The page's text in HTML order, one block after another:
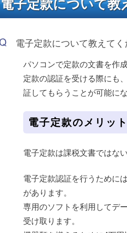
電子定款について教
電子定款について教えてく
パソコンで定款の文書を作
定款の認証を受ける際にも
証してもらうことが可能に
電子定款のメリット
電子定款は課税文書ではな
電子定款認証を行うために
があります。
専用のソフトを利用してデ
受け取ります。